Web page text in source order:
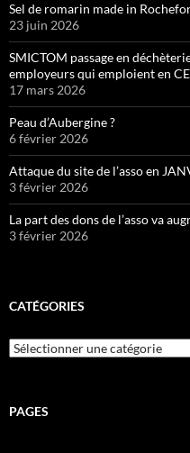
Sel de romarin made in
23 juin 2026
SMICTOM passage en
employeurs qui emploient en
17 mars 2026
Peau d’Aubergine ?
6 février 2026
Attaque du site de l’asso en
3 février 2026
La part des dons de l’asso va
3 février 2026
CATÉGORIES
Catégories
PAGES